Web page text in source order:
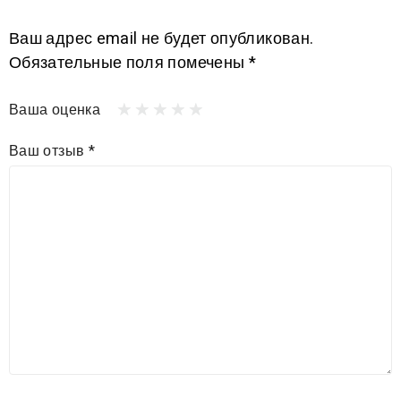
Ваш адрес email не будет опубликован.
Обязательные поля помечены *
Ваша оценка
Ваш отзыв *